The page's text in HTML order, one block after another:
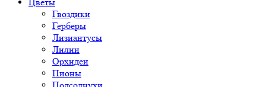
Гвоздики
Герберы
Лизиантусы
Лилии
Орхидеи
Пионы